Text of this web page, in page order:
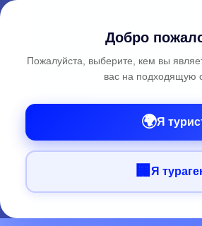
Добро
Пожалуйста, выберите, кем вы
вас на подходящую
🌍Я
🏢 Я